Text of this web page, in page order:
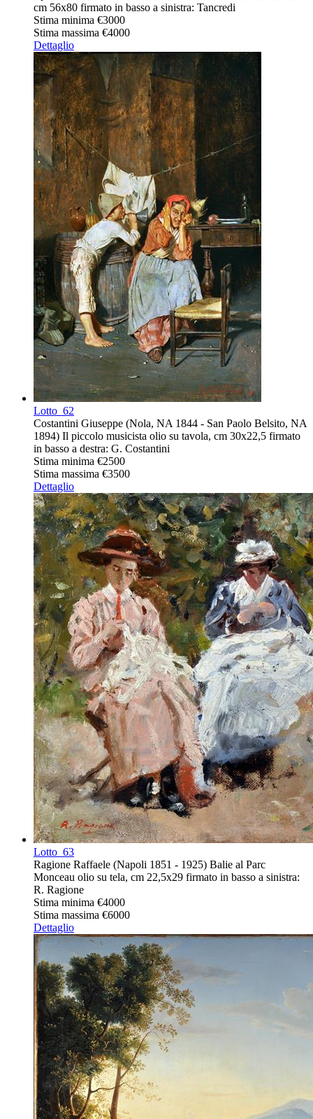
cm 56x80 firmato in basso a sinistra: Tancredi
Stima minima €3000
Stima massima €4000
Dettaglio
Lotto 62
Costantini Giuseppe (Nola, NA 1844 - San Paolo Belsito, NA
1894) Il piccolo musicista olio su tavola, cm 30x22,5 firmato
in basso a destra: G. Costantini
Stima minima €2500
Stima massima €3500
Dettaglio
Lotto 63
Ragione Raffaele (Napoli 1851 - 1925) Balie al Parc
Monceau olio su tela, cm 22,5x29 firmato in basso a sinistra:
R. Ragione
Stima minima €4000
Stima massima €6000
Dettaglio